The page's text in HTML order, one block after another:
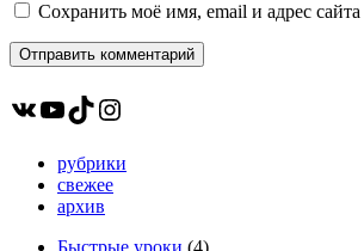
Сохранить моё имя, email и адрес
ВКонтакте
YouTube
TikTokInstagram
рубрики
свежее
архив
Быстрые уроки (4)